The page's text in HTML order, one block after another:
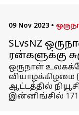
09 Nov 2023 •
SLvsNZ
ரன்களுக்கு
ஒருநாள்
வியாழக்கிழமை
ஆட்டத்தில்
இன்னிங்சில் 171